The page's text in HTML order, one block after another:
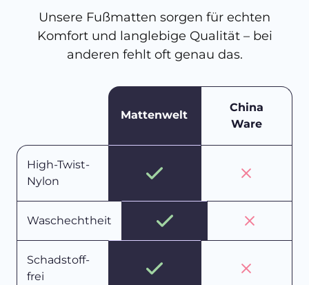
Unsere Fußmatten sorgen für echten
Komfort und langlebige Qualität – bei
anderen fehlt oft genau das.
Mattenwelt
China
Ware
High-Twist-
Nylon
Waschechtheit
Schadstoff-
frei